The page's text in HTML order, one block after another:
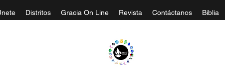
Distritos Gracia On Line Revista Contáctanos Biblia